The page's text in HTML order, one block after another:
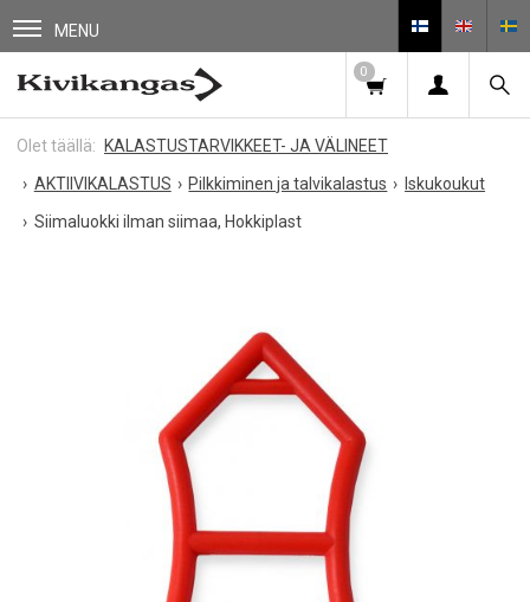
MENU
0
KALASTUSTARVIKKEET- JA VÄLINEET
AKTIIVIKALASTUS
Pilkkiminen ja talvikalastus
Iskukoukut
Siimaluokki ilman siimaa, Hokkiplast